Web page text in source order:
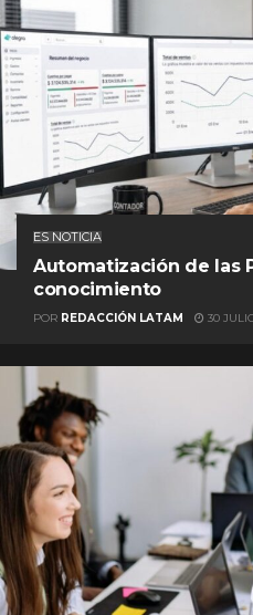
ES NOTICIA
Automatización de las
conocimiento
POR REDACCIÓN LATAM 30